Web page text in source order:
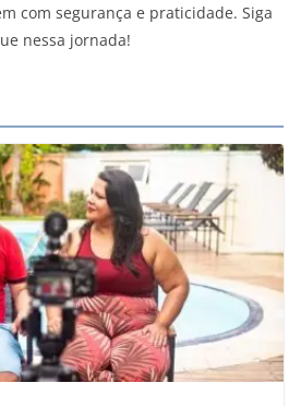
com segurança e praticidade. Siga
nessa jornada!